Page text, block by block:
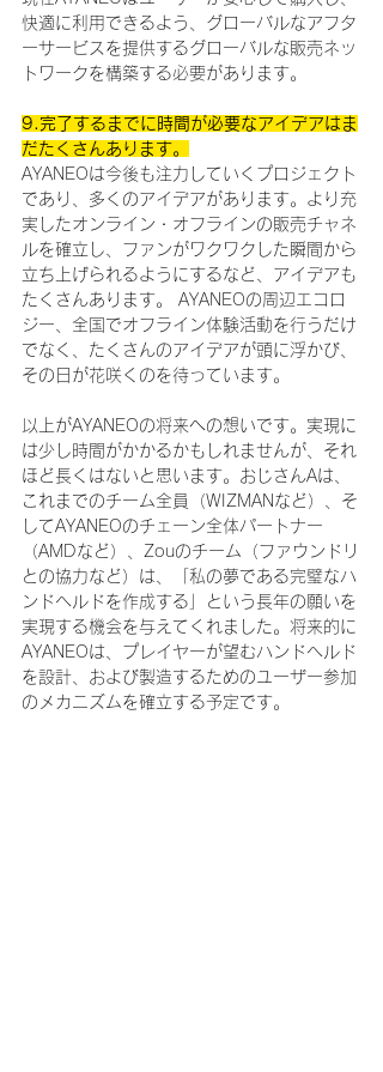
快適に利用できるよう、グローバルなアフタ
ーサービスを提供するグローバルな販売ネッ
トワークを構築する必要があります。
9.完了するまでに時間が必要なアイデアはま
だたくさんあります。
AYANEOは今後も注力していくプロジェクト
であり、多くのアイデアがあります。より充
実したオンライン・オフラインの販売チャネ
ルを確立し、ファンがワクワクした瞬間から
立ち上げられるようにするなど、アイデアも
たくさんあります。 AYANEOの周辺エコロ
ジー、全国でオフライン体験活動を行うだけ
でなく、たくさんのアイデアが頭に浮かび、
その日が花咲くのを待っています。
以上がAYANEOの将来への想いです。実現に
は少し時間がかかるかもしれませんが、それ
ほど長くはないと思います。おじさんAは、
これまでのチーム全員（WIZMANなど）、そ
してAYANEOのチェーン全体パートナー
（AMDなど）、Zouのチーム（ファウンドリ
との協力など）は、「私の夢である完璧なハ
ンドヘルドを作成する」という長年の願いを
実現する機会を与えてくれました。将来的に
AYANEOは、プレイヤーが望むハンドヘルド
を設計、および製造するためのユーザー参加
のメカニズムを確立する予定です。